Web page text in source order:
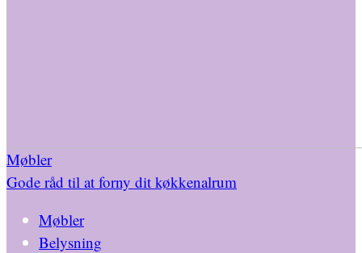
Møbler
Gode råd til at forny dit køkkenalrum
Møbler
Belysning